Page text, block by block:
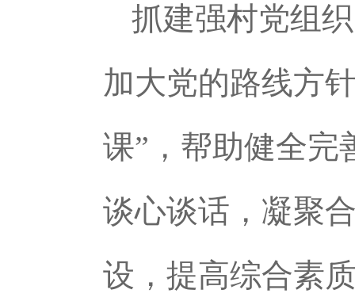
抓建强村党组
加大党的路线方
课”，帮助健全完
谈心谈话，凝聚
设，提高综合素